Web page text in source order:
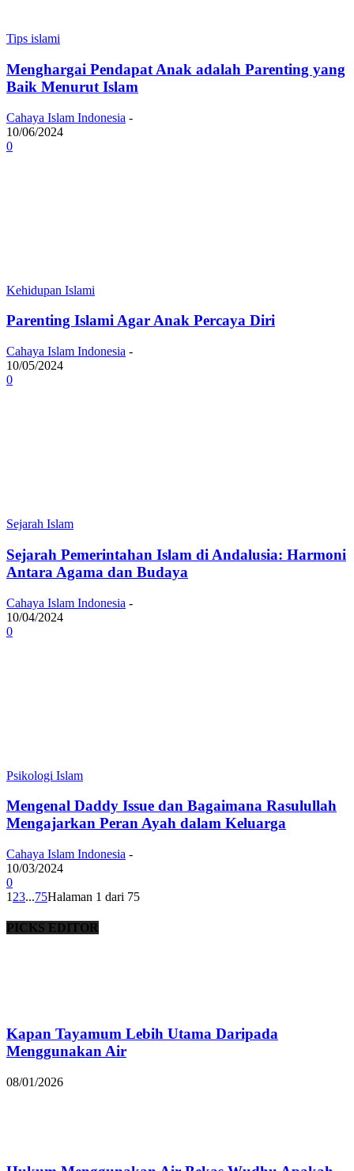
Tips islami
Menghargai Pendapat Anak adalah Parenting yang
Baik Menurut Islam
Cahaya Islam Indonesia -
10/06/2024
0
Kehidupan Islami
Parenting Islami Agar Anak Percaya Diri
Cahaya Islam Indonesia -
10/05/2024
0
Sejarah Islam
Sejarah Pemerintahan Islam di Andalusia: Harmoni
Antara Agama dan Budaya
Cahaya Islam Indonesia -
10/04/2024
0
Psikologi Islam
Mengenal Daddy Issue dan Bagaimana Rasulullah
Mengajarkan Peran Ayah dalam Keluarga
Cahaya Islam Indonesia -
10/03/2024
0
1 23...75Halaman 1 dari 75
PICKS EDITOR
Kapan Tayamum Lebih Utama Daripada
Menggunakan Air
08/01/2026